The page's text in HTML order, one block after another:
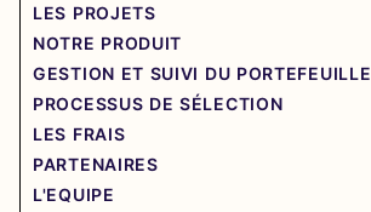
LES PROJETS
NOTRE PRODUIT
GESTION ET SUIVI DU PORTEFEUILLE
PROCESSUS DE SÉLECTION
LES FRAIS
PARTENAIRES
L'EQUIPE